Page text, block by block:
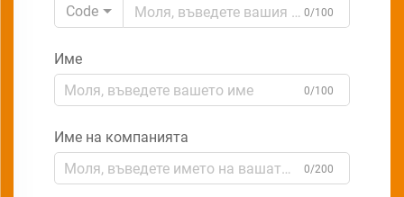
Code
0/100
Име
0/100
Име на компанията
0/200